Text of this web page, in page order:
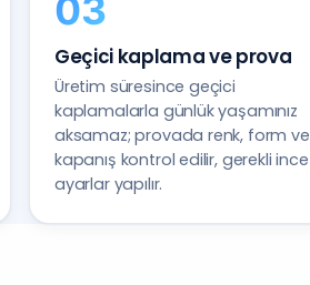
Geçici kaplama ve prova
Üretim süresince geçici
kaplamalarla günlük yaşamınız
aksamaz; provada renk, form ve
kapanış kontrol edilir, gerekli ince
ayarlar yapılır.